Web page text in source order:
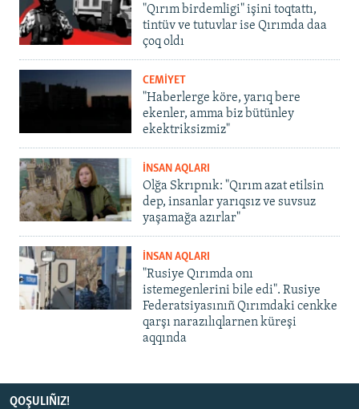
"Qırım birdemligi" işini toqtattı,
tintüv ve tutuvlar ise Qırımda daa
çoq oldı
CEMİYET
"Haberlerge köre, yarıq bere
ekenler, amma biz bütünley
ekektriksizmiz"
İNSAN AQLARI
Olğa Skrıpnık: "Qırım azat etilsin
dep, insanlar yarıqsız ve suvsuz
yaşamağa azırlar"
İNSAN AQLARI
"Rusiye Qırımda onı
istemegenlerini bile edi". Rusiye
Federatsiyasınıñ Qırımdaki cenkke
qarşı narazılıqlarnen küreşi
aqqında
QOŞULIÑIZ!